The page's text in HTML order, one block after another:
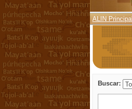
ALIN Principal
Buscar: